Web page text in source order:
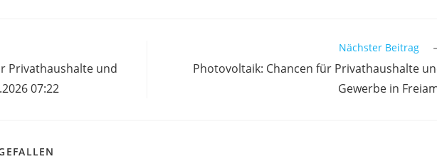
Privathaushalte und
07:22
Nächster Beitrag
Photovoltaik: Chancen für Privathaushalte
Gewerbe in